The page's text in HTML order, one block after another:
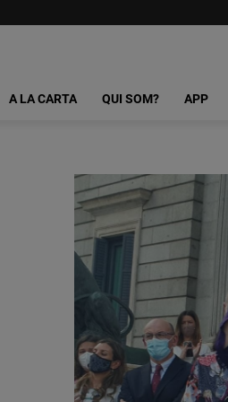
A LA CARTA QUI SOM? APP